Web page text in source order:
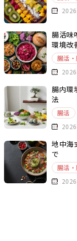
腸活味
環境改
腸活
腸内環
法
腸活
地中海
で
腸活